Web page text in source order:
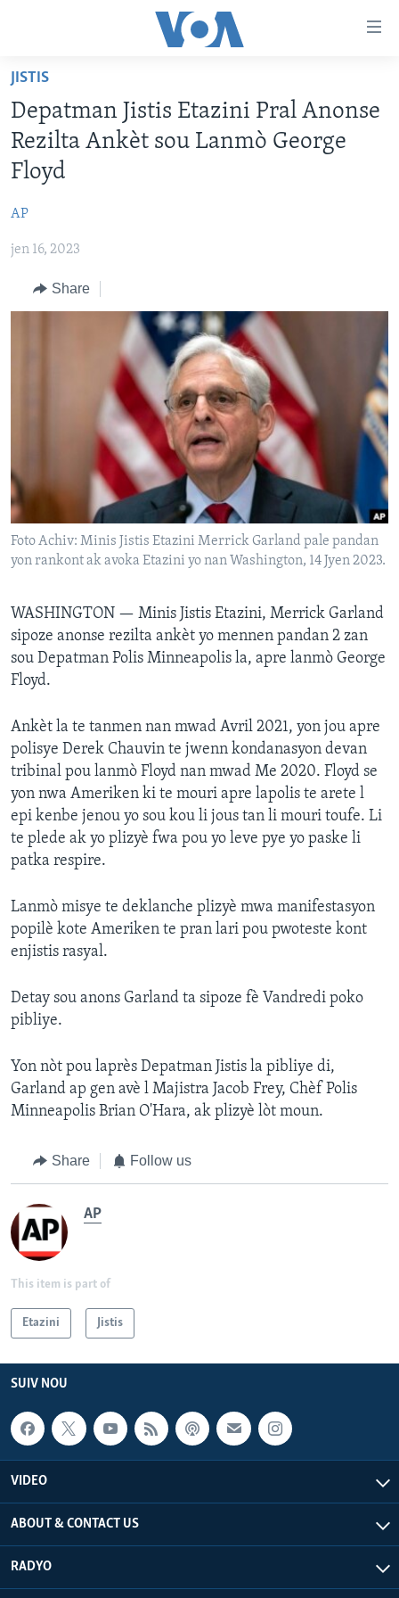
Skip
main
content
Skip
to
main
Skip
Search
LÈZETAZINI
AMERIK LATIN
VIDEO
FLASHPOINT IKRÈN
Learning English
Languages
JISTIS
Depatman Jistis Etazini Pral Anonse
Rezilta Ankèt sou Lanmò George
Floyd
AP
jen 16, 2023
Share
Foto Achiv: Minis Jistis Etazini Merrick Garland pale pandan
yon rankont ak avoka Etazini yo nan Washington, 14 Jyen 2023.
WASHINGTON — Minis Jistis Etazini, Merrick Garland
sipoze anonse rezilta ankèt yo mennen pandan 2 zan
sou Depatman Polis Minneapolis la, apre lanmò George
Floyd.
Ankèt la te tanmen nan mwad Avril 2021, yon jou apre
polisye Derek Chauvin te jwenn kondanasyon devan
tribinal pou lanmò Floyd nan mwad Me 2020. Floyd se
yon nwa Ameriken ki te mouri apre lapolis te arete l
epi kenbe jenou yo sou kou li jous tan li mouri toufe. Li
te plede ak yo plizyè fwa pou yo leve pye yo paske li
patka respire.
Lanmò misye te deklanche plizyè mwa manifestasyon
popilè kote Ameriken te pran lari pou pwoteste kont
enjistis rasyal.
Detay sou anons Garland ta sipoze fè Vandredi poko
pibliye.
Yon nòt pou laprès Depatman Jistis la pibliye di,
Garland ap gen avè l Majistra Jacob Frey, Chèf Polis
Minneapolis Brian O'Hara, ak plizyè lòt moun.
Share Follow us
AP
This item is part of
Etazini Jistis
SUIV NOU
VIDEO
ABOUT & CONTACT US
RADYO